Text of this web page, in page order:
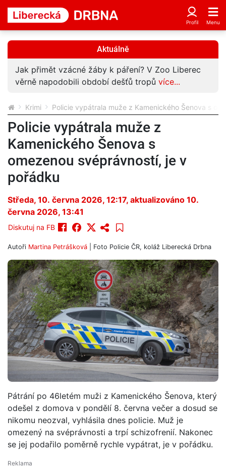
Aktuálně
Jak přimět vzácné žáby k páření? V Zoo Liberec
věrně napodobili období dešťů tropů více...
Krimi Policie vypátrala muže z Kamenického Šenova s
Policie vypátrala muže z
Kamenického Šenova s
omezenou svéprávností, je v
pořádku
Středa, 10. června 2026, 12:17, aktualizováno 10.
června 2026, 13:41
Diskutuj na FB
Autoři Martina Petrášková | Foto Policie ČR, koláž Liberecká Drbna
Pátrání po 46letém muži z Kamenického Šenova, který
odešel z domova v pondělí 8. června večer a dosud se
nikomu neozval, vyhlásila dnes policie. Muž je
omezený na svéprávnosti a trpí schizofrenií. Nakonec
se jej podařilo poměrně rychle vypátrat, je v pořádku.